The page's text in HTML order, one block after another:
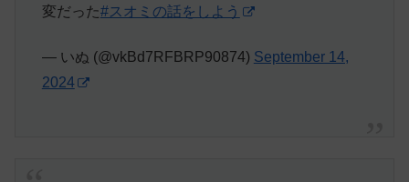
変だった#スオミの話をしよう
— いぬ (@vkBd7RFBRP90874) September 14,
2024